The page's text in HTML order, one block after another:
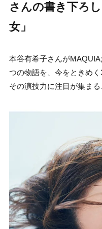
さんの書き下ろ
女」
本谷有希子さんが
つの物語を、今をときめく
その演技力に注目が集ま